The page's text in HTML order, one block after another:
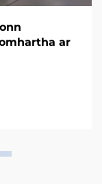
ar